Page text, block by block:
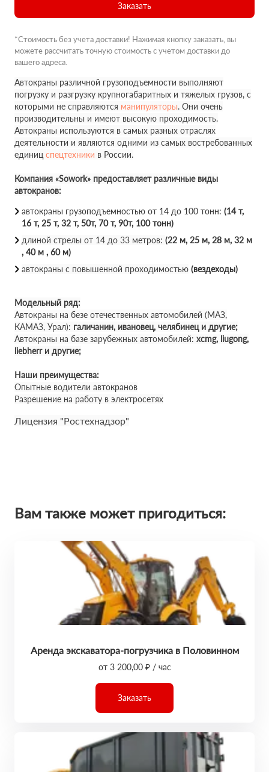
Заказать
*Стоимость без учета доставки! Нажимая кнопку заказать, вы
можете рассчитать точную стоимость с учетом доставки до
вашего адреса.
Автокраны различной грузоподъемности выполняют
погрузку и разгрузку крупногабаритных и тяжелых грузов, с
которыми не справляются манипуляторы. Они очень
производительны и имеют высокую проходимость.
Автокраны используются в самых разных отраслях
деятельности и являются одними из самых востребованных
единиц спецтехники в России.
Компания «Sowork» предоставляет различные виды
автокранов:
автокраны грузоподъемностью от 14 до 100 тонн: (14 т,
16 т, 25 т, 32 т, 50т, 70 т, 90т, 100 тонн)
длиной стрелы от 14 до 33 метров: (22 м, 25 м, 28 м, 32 м
, 40 м , 60 м)
автокраны с повышенной проходимостью (вездеходы)
Модельный ряд:
Автокраны на безе отечественных автомобилей (МАЗ,
КАМАЗ, Урал): галичанин, ивановец, челябинец и другие;
Автокраны на базе зарубежных автомобилей: xcmg, liugong,
liebherr и другие;
Наши преимущества:
Опытные водители автокранов
Разрешение на работу в электросетях
Лицензия "Ростехнадзор"
Вам также может пригодиться:
Аренда экскаватора-погрузчика в Половинном
от 3 200,00 ₽ / час
Заказать